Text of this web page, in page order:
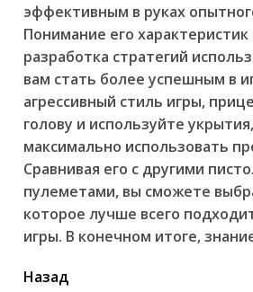
эффективным в руках
Понимание его
разработка стратегий
вам стать более успешным в
агрессивный стиль игры,
голову и используйте
максимально использовать
Сравнивая его с другими
пулеметами, вы сможете
которое лучше всего
игры. В конечном итоге,
читать
Назад